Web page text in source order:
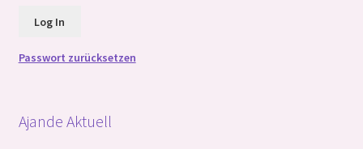
Passwort zurücksetzen
Ajande Aktuell